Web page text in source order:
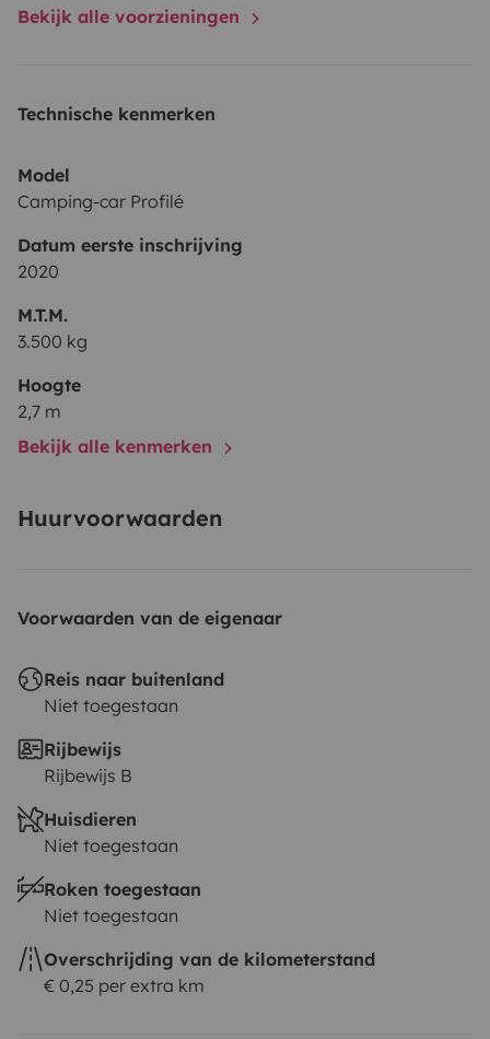
Bekijk alle voorzieningen
Technische kenmerken
Model
Camping-car Profilé
Datum eerste inschrijving
2020
M.T.M.
3.500 kg
Hoogte
2,7 m
Bekijk alle kenmerken
Huurvoorwaarden
Voorwaarden van de eigenaar
Reis naar buitenland
Niet toegestaan
Rijbewijs
Rijbewijs B
Huisdieren
Niet toegestaan
Roken toegestaan
Niet toegestaan
Overschrijding van de kilometerstand
€ 0,25 per extra km